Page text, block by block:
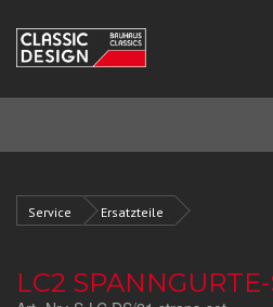
Service Ersatzteile
LC2